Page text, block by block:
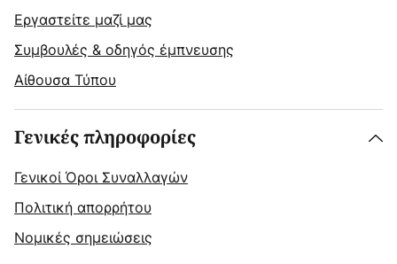
Εργαστείτε μαζί μας
Συμβουλές & οδηγός έμπνευσης
Αίθουσα Τύπου
Γενικές πληροφορίες
Γενικοί Όροι Συναλλαγών
Πολιτική απορρήτου
Νομικές σημειώσεις